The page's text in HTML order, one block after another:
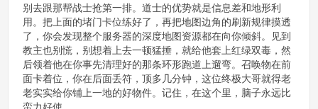
别去跟那帮战士抢第一排。道士的优势就是信息差和地形利
用。把上面的堵门卡位练好了，再把地图边角的刷新规律摸透
了，你会发现整个服务器的深度地图资源都在向你倾斜。见到
教主也别慌，别想着上去一顿猛捶，就给他套上红绿双毒，然
后领着他在你事先清理好的那条环形跑道上遛弯。召唤物在前
面卡着位，你在后面丢符，顶多几分钟，这位终极大哥就得老
老实实给你铺上一地的好物件。记住，在这个里，脑子永远比